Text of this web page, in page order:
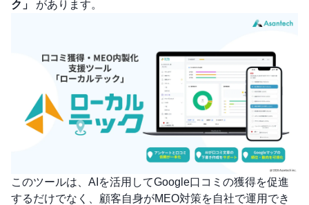
ク」
があります。
このツールは、AIを活用してGoogle口コミの獲得を促進
するだけでなく、顧客自身がMEO対策を自社で運用でき